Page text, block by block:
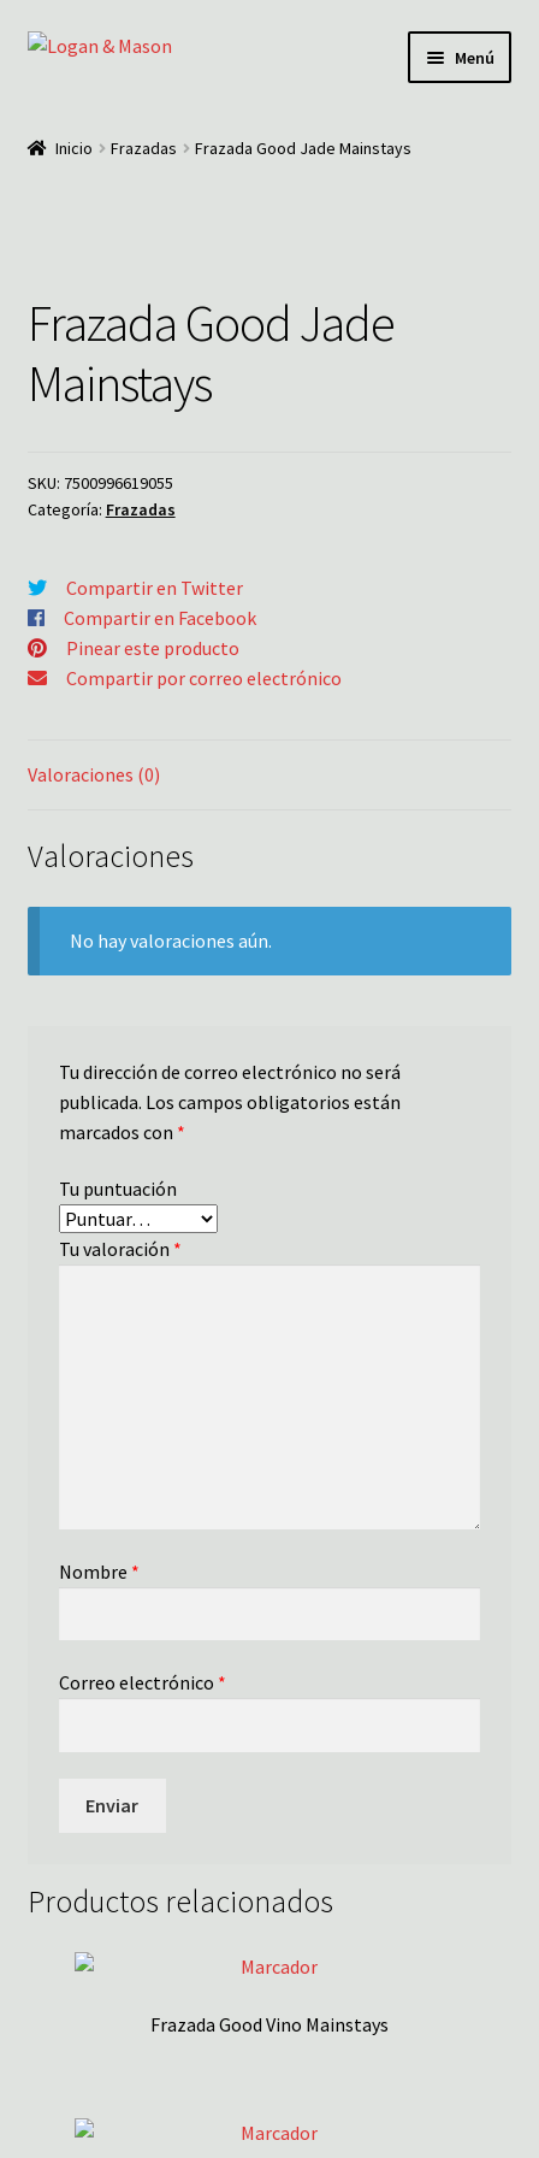
Ir
navegación
Ir
Menú
Noticias
Inicio Frazadas Frazada Good Jade Mainstays
Frazada Good Jade
Mainstays
SKU: 7500996619055
Categoría: Frazadas
Compartir en Twitter
Compartir en Facebook
Pinear este producto
Compartir por correo electrónico
Valoraciones (0)
Valoraciones
No hay valoraciones aún.
Tu dirección de correo electrónico no será
publicada. Los campos obligatorios están
marcados con *
Tu puntuación
Tu valoración *
Nombre *
Correo electrónico *
Productos relacionados
Frazada Good Vino Mainstays